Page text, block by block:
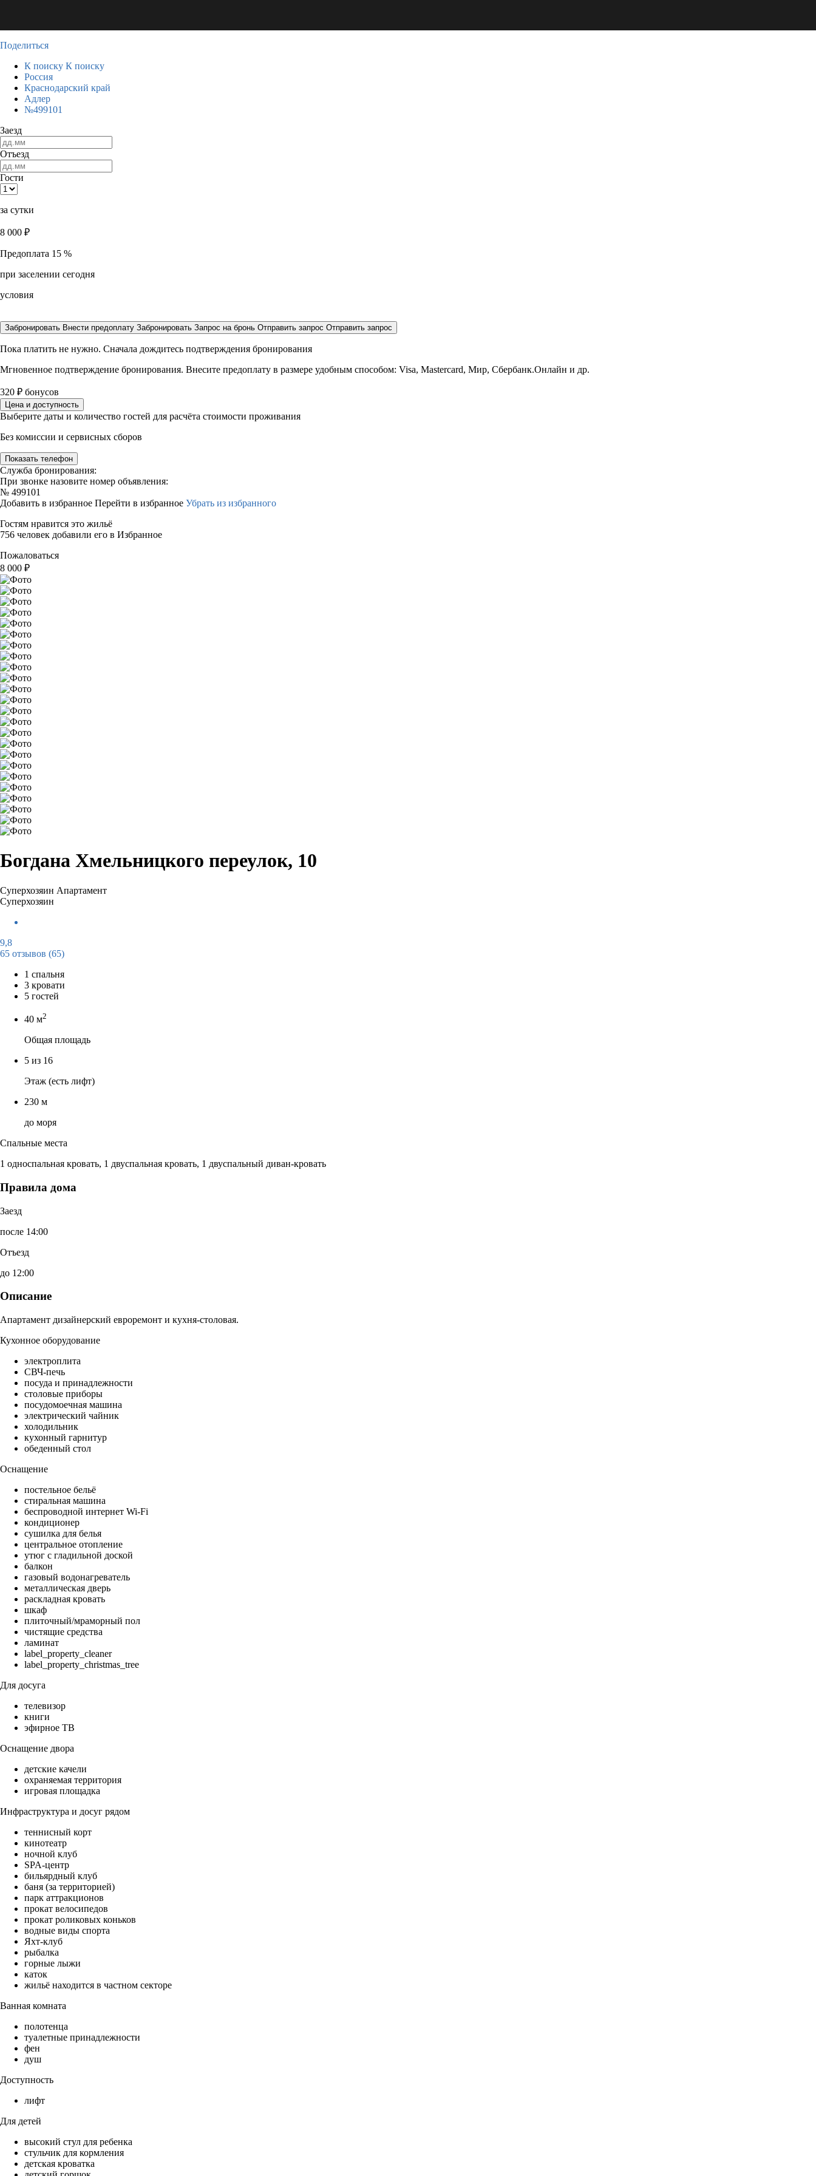
Поделиться
К поиску К поиску
Россия
Краснодарский край
Адлер
№499101
Заезд
Отъезд
Гости
за сутки
8 000 ₽
Предоплата 15 %
при заселении сегодня
условия
Забронировать Внести предоплату Забронировать Запрос на бронь Отправить запрос Отправить запрос
Пока платить не нужно. Сначала дождитесь подтверждения бронирования
Мгновенное подтверждение бронирования. Внесите предоплату в размере удобным способом: Visa, Mastercard, Мир, Сбербанк.Онлайн и др.
320 ₽ бонусов
Цена и доступность
Выберите даты и количество гостей для расчёта стоимости проживания
Без комиссии и сервисных сборов
Показать телефон
Служба бронирования:
При звонке назовите номер объявления:
№ 499101
Добавить в избранное Перейти в избранное Убрать из избранного
Гостям нравится это жильё
756 человек добавили его в Избранное
Пожаловаться
8 000 ₽
Богдана Хмельницкого переулок, 10
Суперхозяин Апартамент
Суперхозяин
9,8
65 отзывов (65)
1 спальня
3 кровати
5 гостей
40 м2
Общая площадь
5 из 16
Этаж (есть лифт)
230 м
до моря
Спальные места
1 односпальная кровать, 1 двуспальная кровать, 1 двуспальный диван-кровать
Правила дома
Заезд
после 14:00
Отъезд
до 12:00
Описание
Апартамент дизайнерский евроремонт и кухня-столовая.
Кухонное оборудование
электроплита
СВЧ-печь
посуда и принадлежности
столовые приборы
посудомоечная машина
электрический чайник
холодильник
кухонный гарнитур
обеденный стол
Оснащение
постельное бельё
стиральная машина
беспроводной интернет Wi-Fi
кондиционер
сушилка для белья
центральное отопление
утюг с гладильной доской
балкон
газовый водонагреватель
металлическая дверь
раскладная кровать
шкаф
плиточный/мраморный пол
чистящие средства
ламинат
label_property_cleaner
label_property_christmas_tree
Для досуга
телевизор
книги
эфирное ТВ
Оснащение двора
детские качели
охраняемая территория
игровая площадка
Инфраструктура и досуг рядом
теннисный корт
кинотеатр
ночной клуб
SPA-центр
бильярдный клуб
баня (за территорией)
парк аттракционов
прокат велосипедов
прокат роликовых коньков
водные виды спорта
Яхт-клуб
рыбалка
горные лыжи
каток
жильё находится в частном секторе
Ванная комната
полотенца
туалетные принадлежности
фен
душ
Доступность
лифт
Для детей
высокий стул для ребенка
стульчик для кормления
детская кроватка